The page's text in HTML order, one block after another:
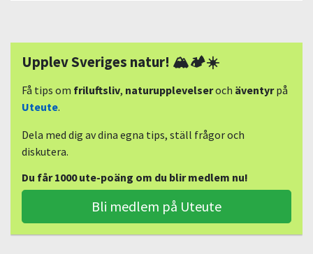
Upplev Sveriges natur! 🏔🏕☀️
Få tips om friluftsliv, naturupplevelseroch äventyrpå
Uteute.
Dela med dig av dina egna tips, ställ frågor och
diskutera.
Du får 1000 ute-poäng om du blir medlem nu!
Bli medlem på Uteute